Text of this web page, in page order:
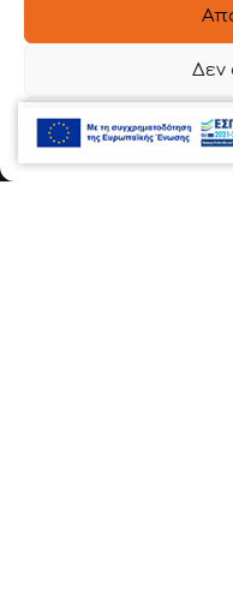
Δεν
SITEMAP
ΑΡΧΙΚΗ
ΕΤΑΙΡΕΙΑ